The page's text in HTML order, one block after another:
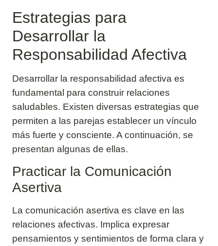
Estrategias para
Desarrollar la
Responsabilidad Afectiva
Desarrollar la responsabilidad afectiva es
fundamental para construir relaciones
saludables. Existen diversas estrategias que
permiten a las parejas establecer un vínculo
más fuerte y consciente. A continuación, se
presentan algunas de ellas.
Practicar la Comunicación
Asertiva
La comunicación asertiva es clave en las
relaciones afectivas. Implica expresar
pensamientos y sentimientos de forma clara y